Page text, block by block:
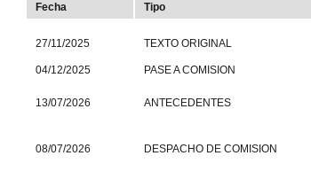
Fecha Tipo
27/11/2025 TEXTO ORIGINAL
04/12/2025 PASE A COMISION
13/07/2026 ANTECEDENTES
08/07/2026 DESPACHO DE COMISION